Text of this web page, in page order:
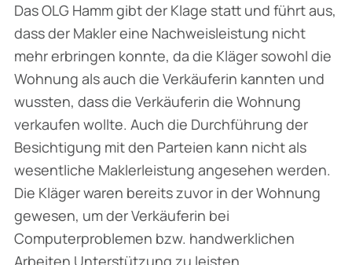
Das OLG Hamm gibt der Klage statt und führt aus,
dass der Makler eine Nachweisleistung nicht
mehr erbringen konnte, da die Kläger sowohl die
Wohnung als auch die Verkäuferin kannten und
wussten, dass die Verkäuferin die Wohnung
verkaufen wollte. Auch die Durch­führung der
Besichtigung mit den Parteien kann nicht als
wesentliche Maklerleistung ange­sehen werden.
Die Kläger waren bereits zuvor in der Wohnung
gewesen, um der Verkäuferin bei
Computerproblemen bzw. handwerklichen
Arbeiten Unterstützung zu leisten.